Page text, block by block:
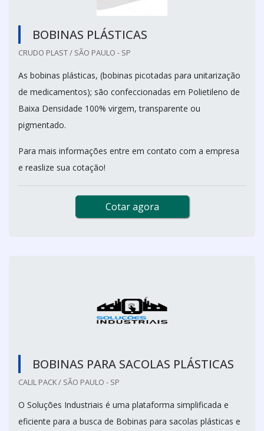
BOBINAS PLÁSTICAS
CRUDO PLAST / SÃO PAULO - SP
As bobinas plásticas, (bobinas picotadas para unitarização
de medicamentos); são confeccionadas em Polietileno de
Baixa Densidade 100% virgem, transparente ou
pigmentado.
Para mais informações entre em contato com a empresa
e reaslize sua cotação!
Cotar agora
BOBINAS PARA SACOLAS PLÁSTICAS
CALIL PACK / SÃO PAULO - SP
O Soluções Industriais é uma plataforma simplificada e
eficiente para a busca de Bobinas para sacolas plásticas e